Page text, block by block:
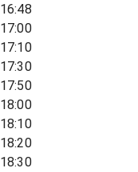
16:48
17:00
17:10
17:30
17:50
18:00
18:10
18:20
18:30